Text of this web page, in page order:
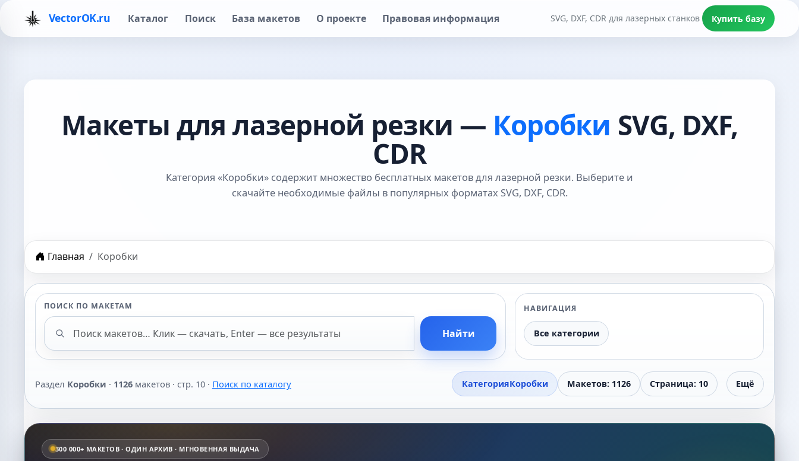
VectorOK.ru Каталог Поиск База макетов О проекте Правовая информация SVG, DXF, CDR для лазерных станков Купить базу
Макеты для лазерной резки — Коробки SVG, DXF,
CDR
Категория «Коробки» содержит множество бесплатных макетов для лазерной резки. Выберите и
скачайте необходимые файлы в популярных форматах SVG, DXF, CDR.
Главная Коробки
ПОИСК ПО МАКЕТАМ
Поиск макетов Найти
НАВИГАЦИЯ
Все категории
Раздел Коробки · 1126макетов · стр. 10 · Поиск по каталогу КатегорияКоробки Макетов: 1126 Страница: 10 Ещё
300 000+ МАКЕТОВ · ОДИН АРХИВ · МГНОВЕННАЯ ВЫДАЧА